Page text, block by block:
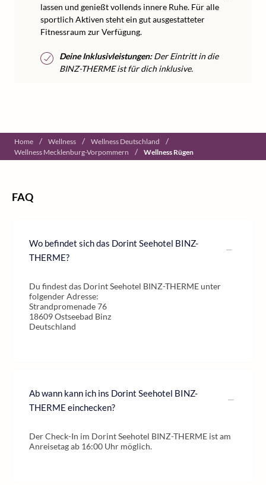
lassen und genießt vollends innere Ruhe. Für alle
sportlich Aktiven steht ein gut ausgestatteter
Fitnessraum zur Verfügung.
Deine Inklusivleistungen:Der Eintritt in die
BINZ-THERME ist für dich inklusive.
Home / Wellness / Wellness Deutschland /
Wellness Mecklenburg-Vorpommern / Wellness Rügen
FAQ
Wo befindet sich das Dorint Seehotel BINZ-
THERME?
Du findest das Dorint Seehotel BINZ-THERME unter
folgender Adresse:
Strandpromenade 76
18609 Ostseebad Binz
Deutschland
Ab wann kann ich ins Dorint Seehotel BINZ-
THERME einchecken?
Der Check-In im Dorint Seehotel BINZ-THERME ist am
Anreisetag ab 16:00 Uhr möglich.